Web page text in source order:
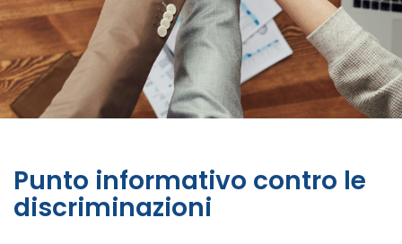
Punto informativo contro le
discriminazioni